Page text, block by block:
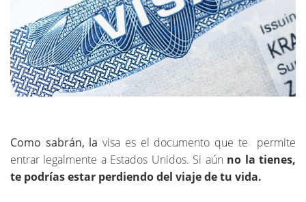
Como sabrán, lavisa es el documento que te permite
entrar legalmente a Estados Unidos. Si aún no la tienes,
te podrías estar perdiendo del viaje de tu vida.